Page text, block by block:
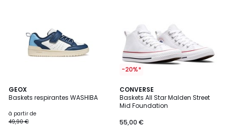
GEOX
Baskets respirantes WASHIBA
à partir de
49,90 €
-20%*
CONVERSE
Baskets All Star Malden Street
Mid Foundation
55,00 €
5
/
5